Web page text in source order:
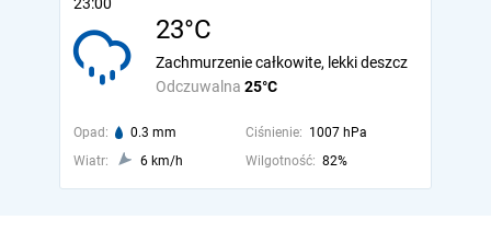
23°C
Odczuwalna 25°C
Zachmurzenie całkowite, lekki deszcz
Opad: 0.3 mm Ciśnienie: 1007 hPa
Wiatr:
6 km/h Wilgotność: 82%